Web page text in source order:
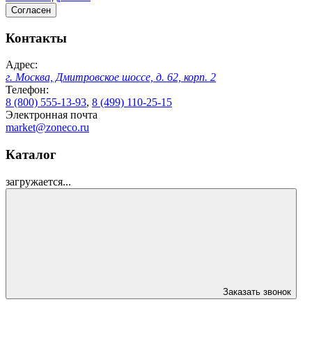
Согласен
Контакты
Адрес:
г. Москва, Дмитровское шоссе, д. 62, корп. 2
Телефон:
8 (800) 555-13-93, 8 (499) 110-25-15
Электронная почта
market@zoneco.ru
Каталог
загружается...
Заказать звонок